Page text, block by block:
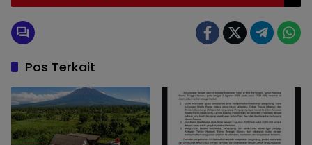
Pos Terkait